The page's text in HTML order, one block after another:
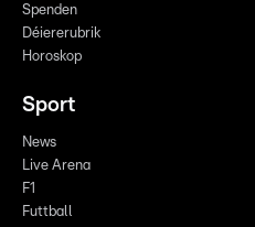
Spenden
Déiererubrik
Horoskop
Sport
News
Live Arena
F1
Futtball